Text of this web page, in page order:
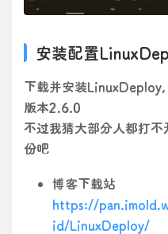
安装配置
下载并安装LinuxDeploy,
版本2.6.0
不过我猜大部分人都打
份吧
博客下载站
https://
id/LinuxDeploy/